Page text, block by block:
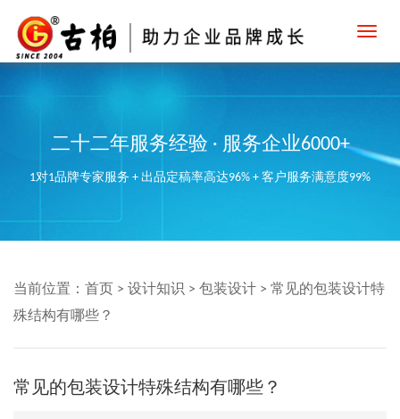
二十二年服务经验 · 服务企业6000+
1对1品牌专家服务 + 出品定稿率高达96% + 客户服务满意度99%
当前位置： 首页 > 设计知识 > 包装设计 > 常见的包装设计特
殊结构有哪些？
常见的包装设计特殊结构有哪些？